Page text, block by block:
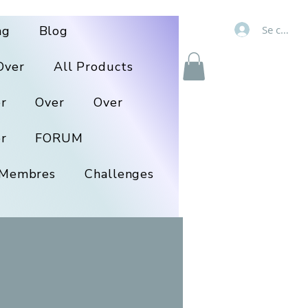
Se
Blog
All Products
Over Over
FORUM
Challenges